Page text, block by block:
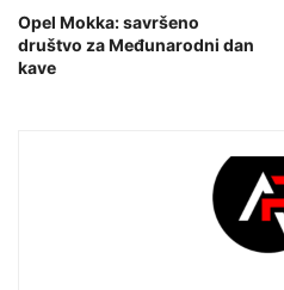
Opel Mokka: savršeno
društvo za Međunarodni dan
kave